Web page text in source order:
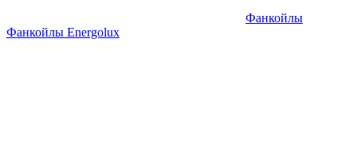
Фанкойлы
Фанкойлы Energolux